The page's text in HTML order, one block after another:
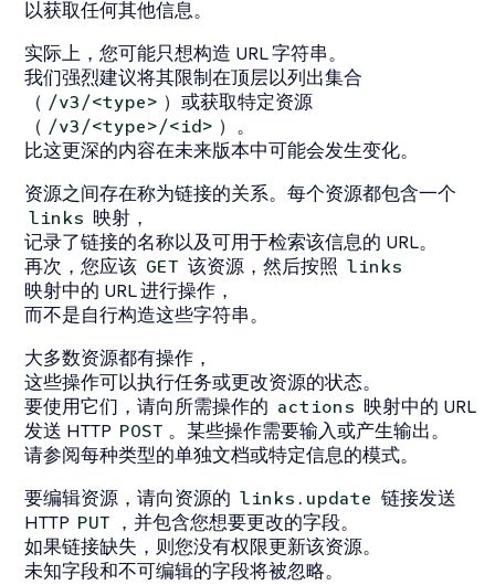
以获取任何其他信息。
实际上，您可能只想构造 URL 字符串。
我们强烈建议将其限制在顶层以列出集合
（ /v3/<type> ）或获取特定资源
（ /v3/<type>/<id> ）。
比这更深的内容在未来版本中可能会发生变化。
资源之间存在称为链接的关系。每个资源都包含一个
links 映射，
记录了链接的名称以及可用于检索该信息的 URL。
再次，您应该 GET 该资源，然后按照 links
映射中的 URL 进行操作，
而不是自行构造这些字符串。
大多数资源都有操作，
这些操作可以执行任务或更改资源的状态。
要使用它们，请向所需操作的 actions 映射中的 URL
发送 HTTP POST 。某些操作需要输入或产生输出。
请参阅每种类型的单独文档或特定信息的模式。
要编辑资源，请向资源的 links.update 链接发送
HTTP PUT ，并包含您想要更改的字段。
如果链接缺失，则您没有权限更新该资源。
未知字段和不可编辑的字段将被忽略。